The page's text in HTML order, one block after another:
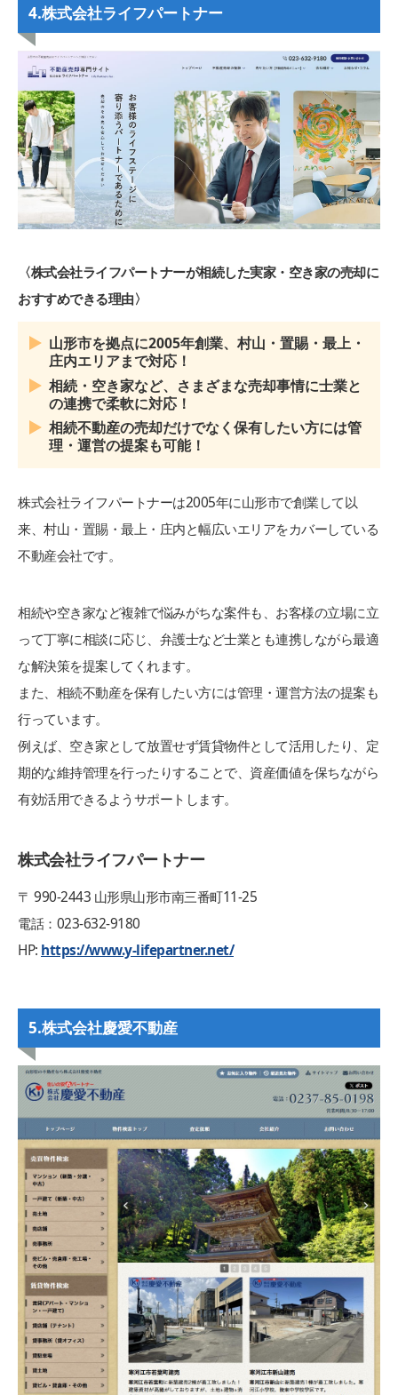
4.株式会社ライフパートナー
〈株式会社ライフパートナーが相続した実家・空き家の売却に
おすすめできる理由〉
山形市を拠点に2005年創業、村山・置賜・最上・
庄内エリアまで対応！
相続・空き家など、さまざまな売却事情に士業と
の連携で柔軟に対応！
相続不動産の売却だけでなく保有したい方には管
理・運営の提案も可能！
株式会社ライフパートナーは2005年に山形市で創業して以
来、村山・置賜・最上・庄内と幅広いエリアをカバーしている
不動産会社です。
相続や空き家など複雑で悩みがちな案件も、お客様の立場に立
って丁寧に相談に応じ、弁護士など士業とも連携しながら最適
な解決策を提案してくれます。
また、相続不動産を保有したい方には管理・運営方法の提案も
行っています。
例えば、空き家として放置せず賃貸物件として活用したり、定
期的な維持管理を行ったりすることで、資産価値を保ちながら
有効活用できるようサポートします。
株式会社ライフパートナー
〒 990-2443 山形県山形市南三番町11-25
電話：023-632-9180
HP: https://www.y-lifepartner.net/
5.株式会社慶愛不動産